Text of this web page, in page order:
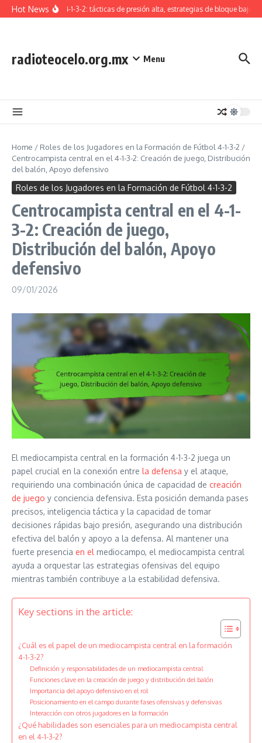
Skip to content
Hot News
Formación 4-1-3-2: tácticas de presión alta, estrategias de bloque bajo,
radioteocelo.org.mx Menu
Home / Roles de los Jugadores en la Formación de Fútbol 4-1-3-2 /
Centrocampista central en el 4-1-3-2: Creación de juego, Distribución
del balón, Apoyo defensivo
Roles de los Jugadores en la Formación de Fútbol 4-1-3-2
Centrocampista central en el 4-1-
3-2: Creación de juego,
Distribución del balón, Apoyo
defensivo
09/01/2026
El mediocampista central en la formación 4-1-3-2 juega un
papel crucial en la conexión entre la defensa y el ataque,
requiriendo una combinación única de capacidad de creación
de juego y conciencia defensiva. Esta posición demanda pases
precisos, inteligencia táctica y la capacidad de tomar
decisiones rápidas bajo presión, asegurando una distribución
efectiva del balón y apoyo a la defensa. Al mantener una
fuerte presencia en el mediocampo, el mediocampista central
ayuda a orquestar las estrategias ofensivas del equipo
mientras también contribuye a la estabilidad defensiva.
Key sections in the article:
¿Cuál es el papel de un mediocampista central en la formación
4-1-3-2?
Definición y responsabilidades de un mediocampista central
Funciones clave en la creación de juego y distribución del balón
Importancia del apoyo defensivo en el rol
Posicionamiento en el campo durante fases ofensivas y defensivas
Interacción con otros jugadores en la formación
¿Qué habilidades son esenciales para un mediocampista central
en el 4-1-3-2?